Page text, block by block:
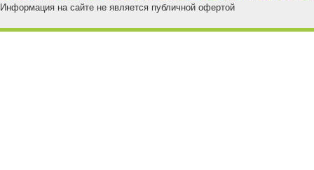
Информация на сайте не является публичной офертой